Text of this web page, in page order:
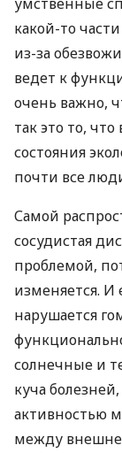
какой-то
из-за
ведет к
очень важно,
так это то,
состояния
почти все
Самой
сосудистая
проблемой,
изменяется. И
нарушается
солнечные и
куча
активностью
между